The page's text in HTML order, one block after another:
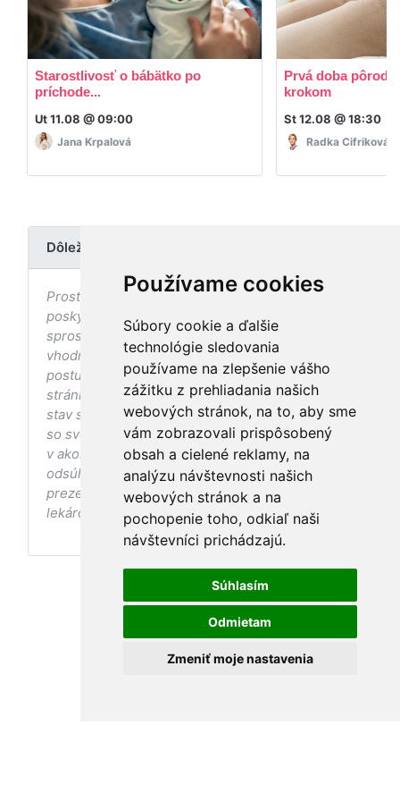
Používame cookies
Súbory cookie a ďalšie
technológie sledovania
používame na zlepšenie vášho
zážitku z prehliadania našich
webových stránok, na to, aby sme
vám zobrazovali prispôsobený
obsah a cielené reklamy, na
analýzu návštevnosti našich
webových stránok a na
pochopenie toho, odkiaľ naši
návštevníci prichádzajú.
Súhlasím
Odmietam
Zmeniť moje nastavenia
Starostlivosť o bábätko po
príchode...
Ut 11.08 @ 09:00
Jana Krpalová
Prvá doba
krokom
St 12.08 @ 18:30
Radka Cifriková
Dôležité upozornenie
Prostredníctvom stránky nedochádza k
poskytovaniu zdravotnej starostlivosti, ani k jej
sprostredkovaniu, ani k jej nahrádzaniu. O
vhodných postupoch v oblasti zdravia, vhodnosti
postupov a odporúčaní prezentovaných na
stránke s ohľadom na Váš zdravotný
stav sa pred ich aplikáciou vždy vopred poraďte
so svojím ošetrujúcim lekárom, a to najmä ak ste
v akomkoľvek štádiu tehotenstva. Bez
odsúhlasenia postupov a odporúčaní
prezentovaných na stránke Vaším ošetrujúcim
lekárom tieto postupy a odporúčania neaplikujte.